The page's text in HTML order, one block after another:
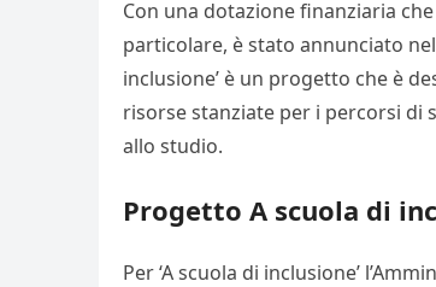
Con una dotazione finanziaria
particolare, è stato annunciato
inclusione’ è un progetto che è
risorse stanziate per i percorsi di
allo studio.
Progetto A scuola di
Per ‘A scuola di inclusione’